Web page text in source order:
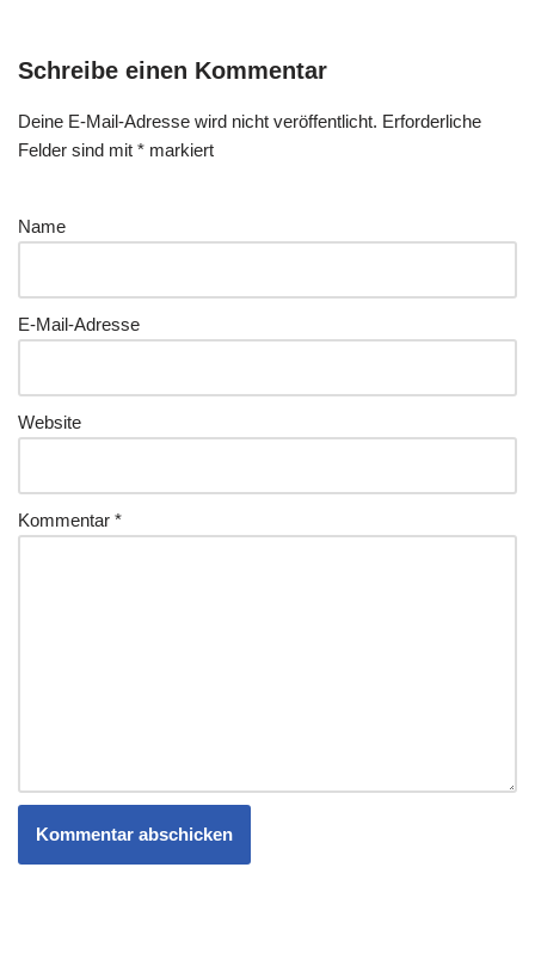
Schreibe einen Kommentar
Deine E-Mail-Adresse wird nicht veröffentlicht. Erforderliche
Felder sind mit * markiert
Name
E-Mail-Adresse
Website
Kommentar *